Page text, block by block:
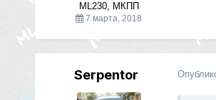
ML230, МКПП
7 марта, 2018
Serpentor